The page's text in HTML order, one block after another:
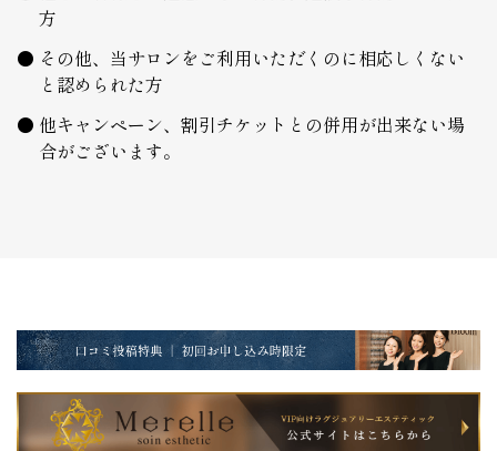
方
その他、当サロンをご利用いただくのに相応しくない
と認められた方
他キャンペーン、割引チケットとの併用が出来ない場
合がございます。